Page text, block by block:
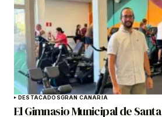
DESTACADOSGRAN CANARIA
El Gimnasio Municipal de